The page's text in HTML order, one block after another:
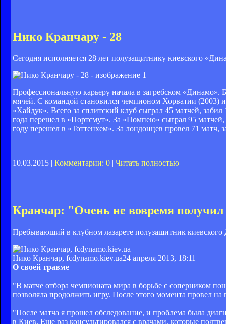
Нико Кранчару - 28
Сегодня исполняется 28 лет полузащитнику киевского
Профессиональную карьеру начала в загребском
мячей. С командой становился чемпионом Хорватии (2003)
«Хайдук». Всего за сплитский клуб сыграл 45 матчей,
года перешел в «Портсмут». За «Помпею» сыграл 95
году перешел в «Тоттенхем». За лондонцев провел 71
10.03.2015 | Комментарии: 0 Читать полностью
Кранчар: "Очень не вовремя
Пребывающий в клубном лазарете полузащитник киевского
Нико Кранчар, fcdynamo.kiev.ua24 апреля 2013, 18:11
О своей травме
"В матче отбора чемпионата мира в борьбе с соперником
позволяла продолжить игру. После этого момента провел
"После матча я прошел обследование, и проблема была
в Киев. Еще раз консультировался с врачами, которые